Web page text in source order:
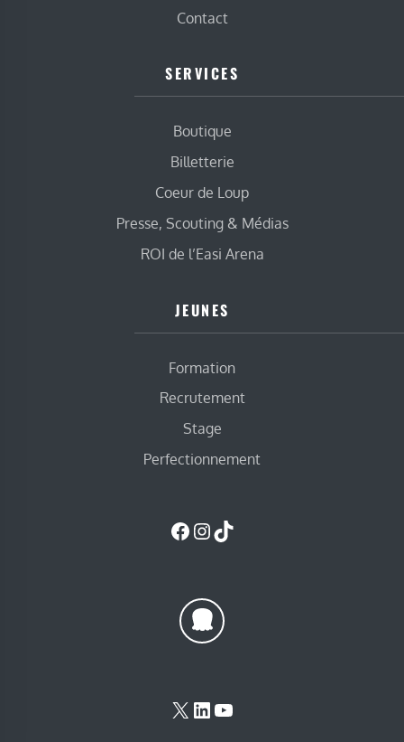
Contact
SERVICES
Boutique
Billetterie
Coeur de Loup
Presse, Scouting & Médias
ROI de l’Easi Arena
JEUNES
Formation
Recrutement
Stage
Perfectionnement
Facebook
Instagram
TikTok
X LinkedIn
YouTube